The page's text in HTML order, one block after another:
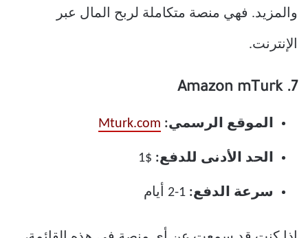
والمزيد. فهي منصة متكاملة لربح المال عبر
الإنترنت.
7. Amazon mTurk
الموقع الرسمي: Mturk.com
الحد الأدنى للدفع: $1
سرعة الدفع: